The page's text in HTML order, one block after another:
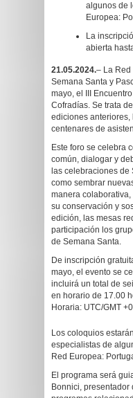
algunos de
Europea:
La
abierta
21.05.2024.– La Red
Semana Santa y
mayo, el III
Cofradías. Se trata
ediciones anteriores,
centenares de
Este foro se celebra
común, dialogar y
las celebraciones de
como sembrar
manera
su conservación y
edición, las mesas
participación los
de Semana Santa.
De inscripción
mayo, el evento se
incluirá un total de
en horario de 17.00
Horaria: UTC/GMT
Los coloquios
especialistas de
Red Europea:
El programa será
Bonnici, presentador